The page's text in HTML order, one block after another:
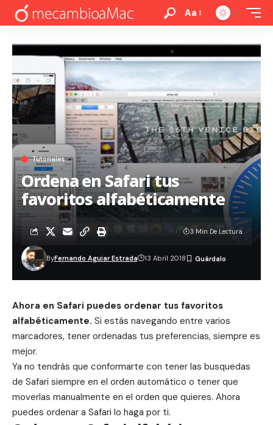
Aa
Tutoriales
Ordena en Safari tus
favoritos alfabéticamente
ByFernando Aguiar Estrada 13 Abril 2018
3 Min De Lectura
Ahora en Safari puedes ordenar tus favoritos
alfabéticamente. Si estás navegando entre varios
marcadores, tener ordenadas tus preferencias, siempre es
mejor.
Ya no tendrás que conformarte con tener las busquedas
de Safari siempre en el orden automático o tener que
moverlas manualmente en el orden que quieres. Ahora
puedes ordenar a Safari lo haga por ti.